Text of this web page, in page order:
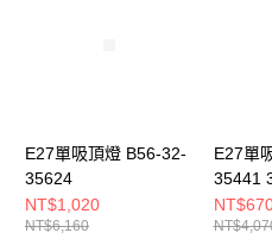
３．未成年的使用者請事先徵得法定
「AFTEE先享後付」，若未經同意申
任。
４．使用「AFTEE先享後付」時，將
時審查核予不同之上限額度；若仍有
E27單吸頂燈 B56-32-
35624
NT$1,020
NT$6,160
E27單
35441